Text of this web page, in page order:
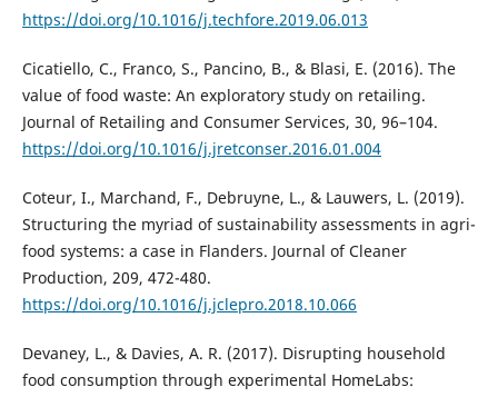
https://doi.org/10.1016/j.techfore.2019.06.013
Cicatiello, C., Franco, S., Pancino, B., & Blasi, E. (2016). The
value of food waste: An exploratory study on retailing.
Journal of Retailing and Consumer Services, 30, 96–104.
https://doi.org/10.1016/j.jretconser.2016.01.004
Coteur, I., Marchand, F., Debruyne, L., & Lauwers, L. (2019).
Structuring the myriad of sustainability assessments in agri-
food systems: a case in Flanders. Journal of Cleaner
Production, 209, 472-480.
https://doi.org/10.1016/j.jclepro.2018.10.066
Devaney, L., & Davies, A. R. (2017). Disrupting household
food consumption through experimental HomeLabs: